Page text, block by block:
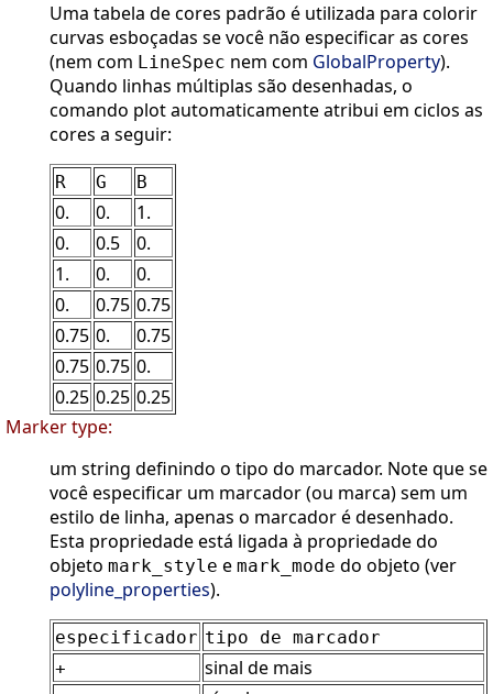
Uma tabela de cores padrão é utilizada para colorir
curvas esboçadas se você não especificar as cores
(nem com LineSpec nem com GlobalProperty).
Quando linhas múltiplas são desenhadas, o
comando plot automaticamente atribui em ciclos as
cores a seguir:
R G B
0. 0.
1.
0.
0.5
0.
1.
0.
0.
0.
0.75 0.75
0.75 0.
0.75
0.75 0.75 0.
0.25 0.25 0.25
Marker type:
um string definindo o tipo do marcador. Note que se
você especificar um marcador (ou marca) sem um
estilo de linha, apenas o marcador é desenhado.
Esta propriedade está ligada à propriedade do
objeto mark_style e mark_mode do objeto (ver
polyline_properties).
especificador tipo de marcador
+
sinal de mais